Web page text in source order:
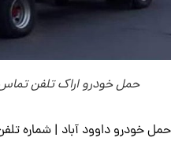
حمل خودرو اراک تلفن تماس
حمل خودرو داوود آباد | شماره تلفن